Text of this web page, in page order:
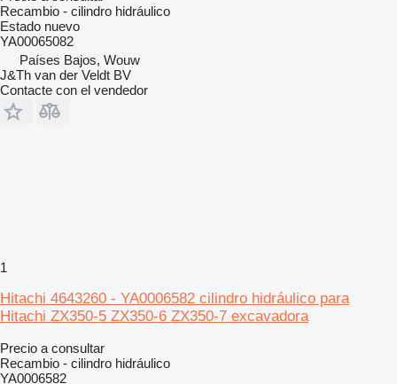
Recambio - cilindro hidráulico
Estado nuevo
YA00065082
Países Bajos, Wouw
J&Th van der Veldt BV
Contacte con el vendedor
1
Hitachi 4643260 - YA0006582 cilindro hidráulico para
Hitachi ZX350-5 ZX350-6 ZX350-7 excavadora
Precio a consultar
Recambio - cilindro hidráulico
YA0006582